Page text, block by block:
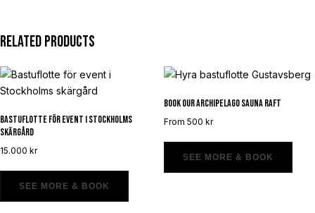
Related products
Bastuflotte för event i Stockholms
skärgård
15.000 kr
SEE MORE & BOOK
Book our archipelago sauna raft
From 500 kr
SEE MORE & BOOK